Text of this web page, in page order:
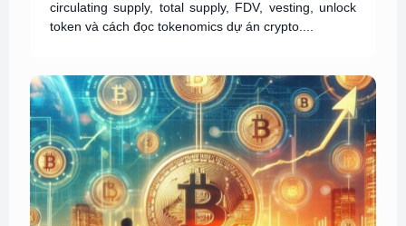
circulating supply, total supply, FDV, vesting, unlock
token và cách đọc tokenomics dự án crypto....